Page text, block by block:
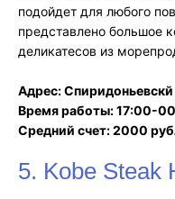
подойдет для любого
представлено большое
деликатесов из
Адрес: Спиридоньевскй
Время работы: 17:00-
Средний счет: 2000
5. Kobe Steak